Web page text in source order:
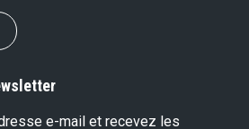
e-mail et recevez les